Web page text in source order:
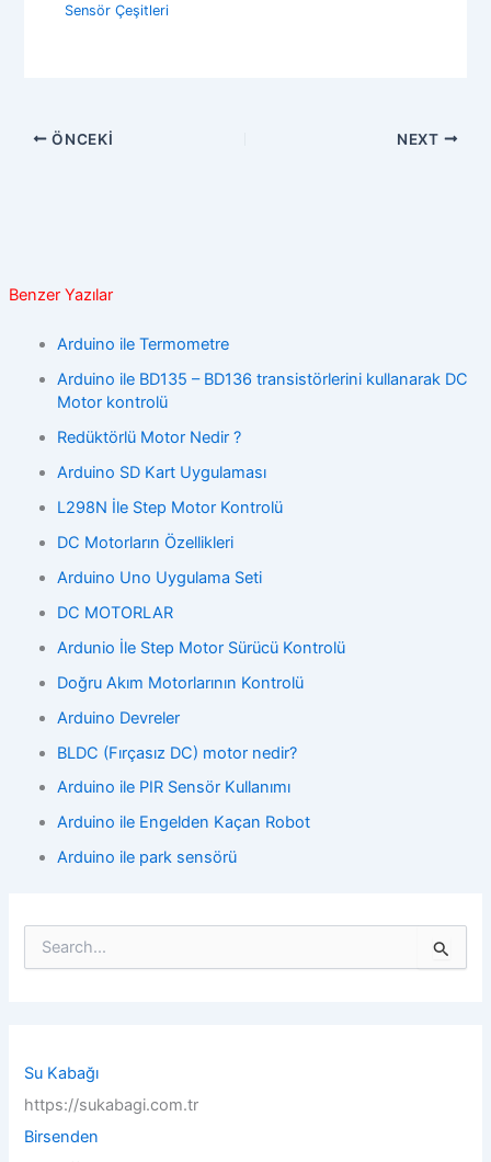
Sensör Çeşitleri
ÖNCEKI NEXT
Benzer Yazılar
Arduino ile Termometre
Arduino ile BD135 – BD136 transistörlerini kullanarak DC
Motor kontrolü
Redüktörlü Motor Nedir ?
Arduino SD Kart Uygulaması
L298N İle Step Motor Kontrolü
DC Motorların Özellikleri
Arduino Uno Uygulama Seti
DC MOTORLAR
Ardunio İle Step Motor Sürücü Kontrolü
Doğru Akım Motorlarının Kontrolü
Arduino Devreler
BLDC (Fırçasız DC) motor nedir?
Arduino ile PIR Sensör Kullanımı
Arduino ile Engelden Kaçan Robot
Arduino ile park sensörü
f
r
:
Su Kabağı
https://sukabagi.com.tr
Birsenden